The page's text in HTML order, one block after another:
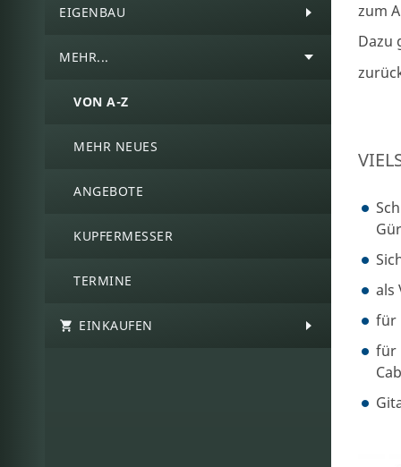
EIGENBAU
MEHR...
VON A-Z
MEHR NEUES
ANGEBOTE
KUPFERMESSER
TERMINE
EINKAUFEN
zum
Dazu
als
für
für